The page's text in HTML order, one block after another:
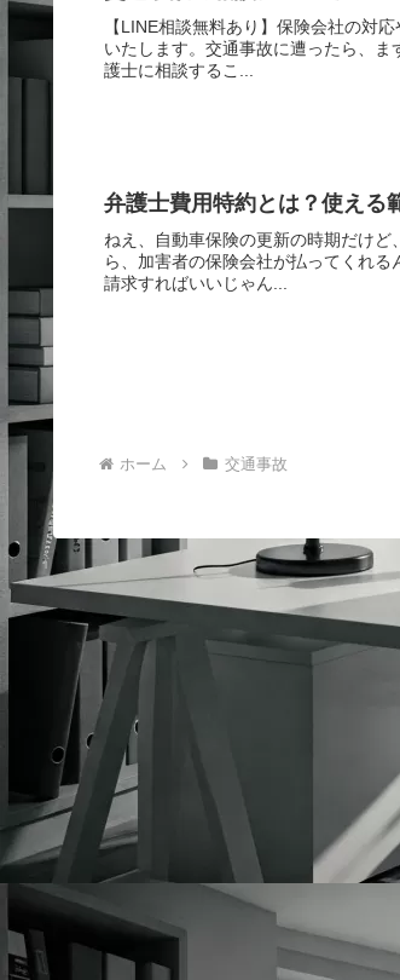
【LINE相談無料あり】保険会社の対
いたします。交通事故に遭ったら、
護士に相談するこ...
弁護士費用特約とは？使える
ねえ、自動車保険の更新の時期だけ
ら、加害者の保険会社が払ってくれ
請求すればいいじゃん...
ホーム 交通事故